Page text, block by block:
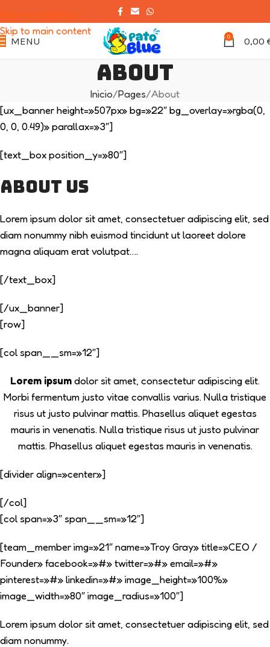
Skip to navigation
Skip to main content
MENU 0 0,00
About
Inicio Pages About
[ux_banner height=»507px» bg=»22″ bg_overlay=»rgba(0,
0, 0, 0.49)» parallax=»3″]
[text_box position_y=»80″]
About Us
Lorem ipsum dolor sit amet, consectetuer adipiscing elit, sed
diam nonummy nibh euismod tincidunt ut laoreet dolore
magna aliquam erat volutpat….
[/text_box]
[/ux_banner]
[row]
[col span__sm=»12″]
Lorem ipsumdolor sit amet, consectetur adipiscing elit.
Morbi fermentum justo vitae convallis varius. Nulla tristique
risus ut justo pulvinar mattis. Phasellus aliquet egestas
mauris in venenatis. Nulla tristique risus ut justo pulvinar
mattis. Phasellus aliquet egestas mauris in venenatis.
[divider align=»center»]
[/col]
[col span=»3″ span__sm=»12″]
[team_member img=»21″ name=»Troy Gray» title=»CEO /
Founder» facebook=»#» twitter=»#» email=»#»
pinterest=»#» linkedin=»#» image_height=»100%»
image_width=»80″ image_radius=»100″]
Lorem ipsum dolor sit amet, consectetuer adipiscing elit, sed
diam nonummy.